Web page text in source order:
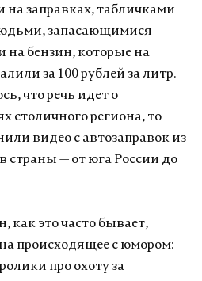
на заправках, табличками
запасающимися
на бензин, которые на
за 100 рублей за литр.
что речь идет о
столичного региона, то
видео с автозаправок из
страны — от юга России до
как это часто бывает,
происходящее с юмором:
про охоту за